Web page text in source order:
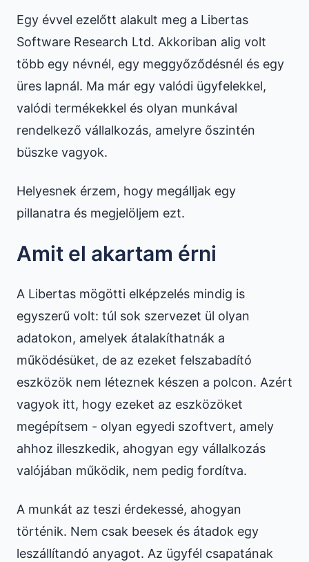
Egy évvel ezelőtt alakult meg a Libertas
Software Research Ltd. Akkoriban alig volt
több egy névnél, egy meggyőződésnél és egy
üres lapnál. Ma már egy valódi ügyfelekkel,
valódi termékekkel és olyan munkával
rendelkező vállalkozás, amelyre őszintén
büszke vagyok.
Helyesnek érzem, hogy megálljak egy
pillanatra és megjelöljem ezt.
Amit el akartam érni
A Libertas mögötti elképzelés mindig is
egyszerű volt: túl sok szervezet ül olyan
adatokon, amelyek átalakíthatnák a
működésüket, de az ezeket felszabadító
eszközök nem léteznek készen a polcon. Azért
vagyok itt, hogy ezeket az eszközöket
megépítsem - olyan egyedi szoftvert, amely
ahhoz illeszkedik, ahogyan egy vállalkozás
valójában működik, nem pedig fordítva.
A munkát az teszi érdekessé, ahogyan
történik. Nem csak beesek és átadok egy
leszállítandó anyagot. Az ügyfél csapatának